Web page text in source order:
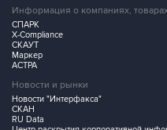
Информация о компаниях,
СПАРК
X-Compliance
СКАУТ
Маркер
АСТРА
Новости и рынки
Новости "Интерфакса"
СКАН
RU Data